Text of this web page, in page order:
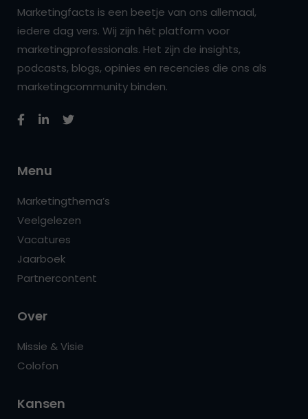
Marketingfacts is een beetje van ons allemaal,
iedere dag vers. Wij zijn hét platform voor
marketingprofessionals. Het zijn de insights,
podcasts, blogs, opinies en recencies die ons als
marketingcommunity binden.
Menu
Marketingthema’s
Veelgelezen
Vacatures
Jaarboek
Partnercontent
Over
Missie & Visie
Colofon
Kansen